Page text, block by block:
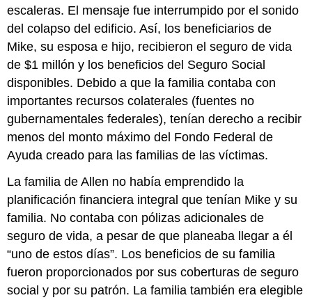
escaleras. El mensaje fue interrumpido por el sonido
del colapso del edificio. Así, los beneficiarios de
Mike, su esposa e hijo, recibieron el seguro de vida
de $1 millón y los beneficios del Seguro Social
disponibles. Debido a que la familia contaba con
importantes recursos colaterales (fuentes no
gubernamentales federales), tenían derecho a recibir
menos del monto máximo del Fondo Federal de
Ayuda creado para las familias de las víctimas.
La familia de Allen no había emprendido la
planificación financiera integral que tenían Mike y su
familia. No contaba con pólizas adicionales de
seguro de vida, a pesar de que planeaba llegar a él
“uno de estos días”. Los beneficios de su familia
fueron proporcionados por sus coberturas de seguro
social y por su patrón. La familia también era elegible